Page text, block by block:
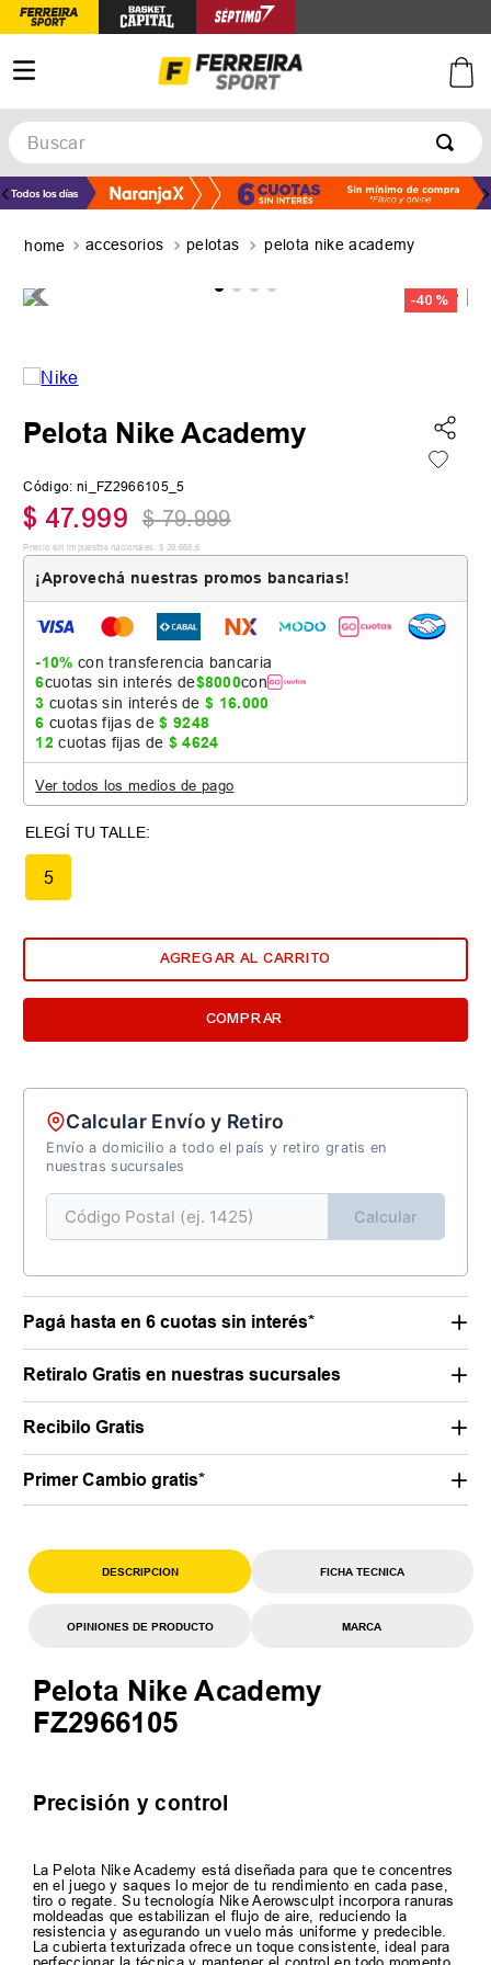
Buscar
TÉRMINOS MÁS BUSCADOS
3.
5. zapatillas adidas
accesorios pelotas pelota nike academy
-40 %
Pelota Nike Academy
Código: ni_FZ2966105_5
$ 47.999 $ 79.999
Precio sin impuestos nacionales: $ 39 668 6
¡Aprovechá nuestras promos bancarias!
-10% con transferencia bancaria
6cuotas sin interés de$8000con
3 cuotas sin interés de$ 16.000
6 cuotas fijas de$ 9248
12 cuotas fijas de $ 4624
Ver todos los medios de pago
5
AGREGAR AL CARRITO
COMPRAR
Calcular Envío y Retiro
Envío a domicilio a todo el país y retiro gratis en
nuestras sucursales
Calcular
Pagá hasta en 6 cuotas sin interés*
Retiralo Gratis en nuestras sucursales
Recibilo Gratis
Primer Cambio gratis*
DESCRIPCION FICHA TECNICA
OPINIONES DE PRODUCTO MARCA
Pelota Nike Academy
FZ2966105
Precisión y control
La Pelota Nike Academy está diseñada para que te concentres
en el juego y saques lo mejor de tu rendimiento en cada pase,
tiro o regate. Su tecnología Nike Aerowsculpt incorpora ranuras
moldeadas que estabilizan el flujo de aire, reduciendo la
resistencia y asegurando un vuelo más uniforme y predecible.
La cubierta texturizada ofrece un toque consistente, ideal para